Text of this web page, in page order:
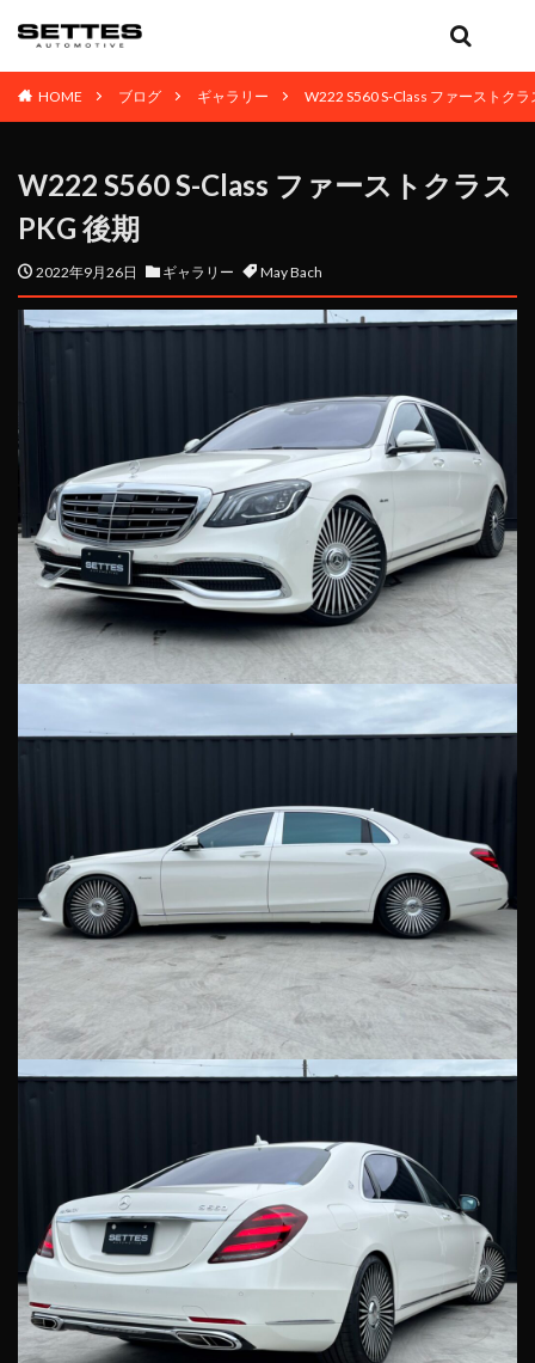
HOME ブログ ギャラリー W222 S560 S-Class ファーストクラ
W222 S560 S-Class ファーストクラス
PKG 後期
2022年9月26日 ギャラリー May Bach